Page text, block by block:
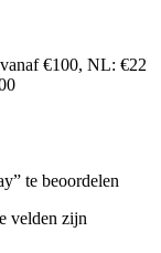
€100, NL: €22
te beoordelen
velden zijn